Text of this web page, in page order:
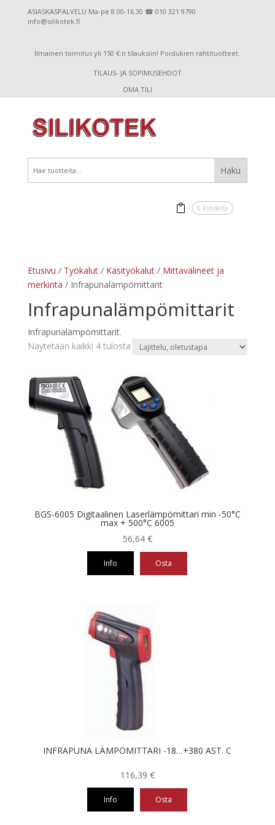
ASIASKASPALVELU Ma-pe 8.00-16.30 ☎ 010 321 9790
info@silikotek.fi
Ilmainen toimitus yli 150 €:n tilauksiin! Poislukien rahtituotteet.
TILAUS- JA SOPIMUSEHDOT
OMA TILI
0 kohdetta
Etusivu / Työkalut/ Käsityökalut/ Mittavälineet ja
merkintä / Infrapunalämpömittarit
Infrapunalämpömittarit
Infrapunalämpömittarit.
Näytetään kaikki 4 tulosta
BGS-6005 Digitaalinen Laserlämpömittari min -50°C
max + 500°C 6005
56,64 €
Info Osta
INFRAPUNA LÄMPÖMITTARI -18…+380 AST. C
116,39 €
Info Osta